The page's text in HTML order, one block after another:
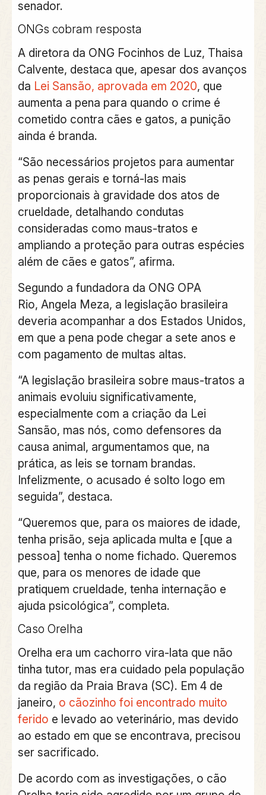
senador.
ONGs cobram resposta
A diretora da ONG Focinhos de Luz, Thaisa
Calvente, destaca que, apesar dos avanços
da Lei Sansão, aprovada em 2020, que
aumenta a pena para quando o crime é
cometido contra cães e gatos, a punição
ainda é branda.
“São necessários projetos para aumentar
as penas gerais e torná-las mais
proporcionais à gravidade dos atos de
crueldade, detalhando condutas
consideradas como maus-tratos e
ampliando a proteção para outras espécies
além de cães e gatos”, afirma.
Segundo a fundadora da ONG OPA
Rio, Angela Meza, a legislação brasileira
deveria acompanhar a dos Estados Unidos,
em que a pena pode chegar a sete anos e
com pagamento de multas altas.
“A legislação brasileira sobre maus-tratos a
animais evoluiu significativamente,
especialmente com a criação da Lei
Sansão, mas nós, como defensores da
causa animal, argumentamos que, na
prática, as leis se tornam brandas.
Infelizmente, o acusado é solto logo em
seguida”, destaca.
“Queremos que, para os maiores de idade,
tenha prisão, seja aplicada multa e [que a
pessoa] tenha o nome fichado. Queremos
que, para os menores de idade que
pratiquem crueldade, tenha internação e
ajuda psicológica”, completa.
Caso Orelha
Orelha era um cachorro vira-lata que não
tinha tutor, mas era cuidado pela população
da região da Praia Brava (SC). Em 4 de
janeiro, o cãozinho foi encontrado muito
ferido e levado ao veterinário, mas devido
ao estado em que se encontrava, precisou
ser sacrificado.
De acordo com as investigações, o cão